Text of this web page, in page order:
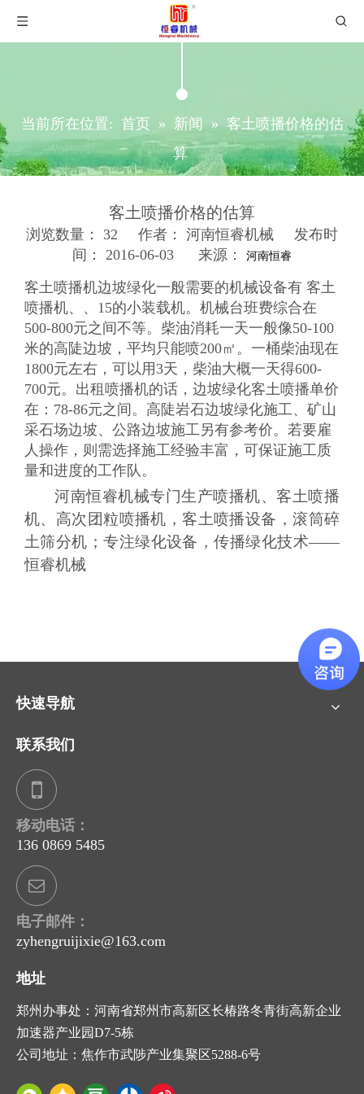
当前所在位置: 首页 » 新闻 » 客土喷播价格的估
算
客土喷播价格的估算
浏览数量： 32 作者： 河南恒睿机械 发布时
间： 2016-06-03 来源：
河南恒睿
["wechat","weibo","qzone","douban","email"]
客土喷播机边坡绿化一般需要的机械设备有 客土
喷播机、、15的小装载机。机械台班费综合在
500-800元之间不等。柴油消耗一天一般像50-100
米的高陡边坡，平均只能喷200㎡。一桶柴油现在
1800元左右，可以用3天，柴油大概一天得600-
700元。出租喷播机的话，边坡绿化客土喷播单价
在：78-86元之间。高陡岩石边坡绿化施工、矿山
采石场边坡、公路边坡施工另有参考价。若要雇
人操作，则需选择施工经验丰富，可保证施工质
量和进度的工作队。
河南恒睿机械专门生产喷播机、客土喷播
机、高次团粒喷播机，客土喷播设备，滚筒碎
土筛分机； 专注绿化设备，传播绿化技术——
恒睿机械
快速导航
联系我们
移动电话：
136 0869 5485
电子邮件：
zyhengruijixie@163.com
地址
郑州办事处：河南省郑州市高新区长椿路冬青街高新企业
加速器产业园D7-5栋
公司地址：焦作市武陟产业集聚区5288-6号